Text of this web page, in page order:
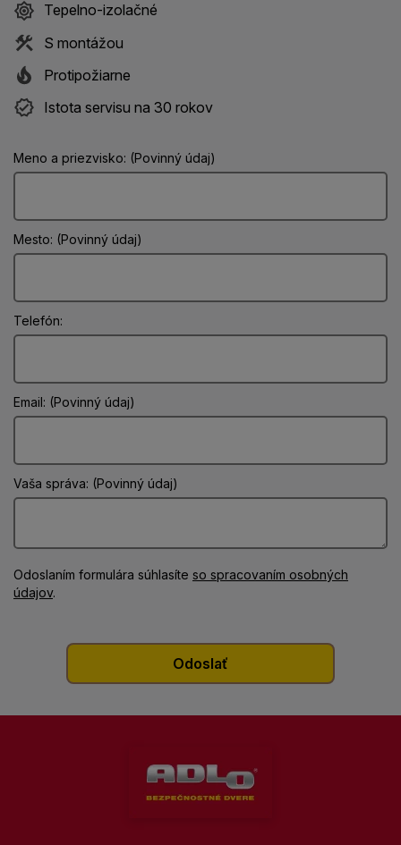
Tepelno-izolačné
S montážou
Protipožiarne
Istota servisu na 30 rokov
Meno a priezvisko: (Povinný údaj)
Mesto: (Povinný údaj)
Telefón:
Email: (Povinný údaj)
Vaša správa: (Povinný údaj)
Odoslaním formulára súhlasíte so spracovaním osobných
údajov.